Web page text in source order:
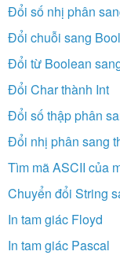
Đổi số nhị phân
Đổi chuỗi sang
Đổi từ Boolean
Đổi Char thành Int
Đổi số thập phân
Đổi nhị phân sang
Tìm mã ASCII của
Chuyển đổi String
In tam giác Floyd
In tam giác Pascal